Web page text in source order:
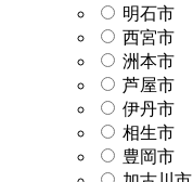
明石市
西宮市
洲本市
芦屋市
伊丹市
相生市
豊岡市